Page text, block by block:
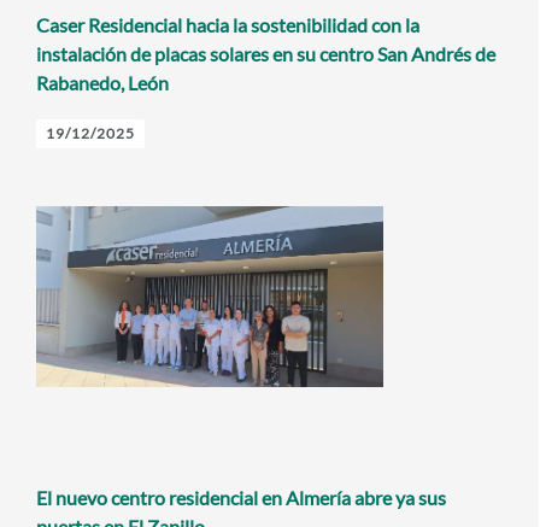
Caser Residencial hacia la sostenibilidad con la
instalación de placas solares en su centro San Andrés de
Rabanedo, León
19/12/2025
El nuevo centro residencial en Almería abre ya sus